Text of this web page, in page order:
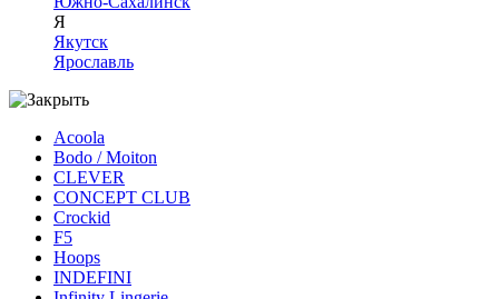
Я
Якутск
Ярославль
Acoola
Bodo / Moiton
CLEVER
CONCEPT CLUB
Crockid
F5
Hoops
INDEFINI